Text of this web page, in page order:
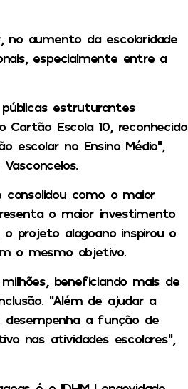
no aumento da escolaridade
especialmente entre a
estruturantes
Escola 10, reconhecido
escolar no Ensino Médio”,
consolidou como o maior
o maior investimento
projeto alagoano inspirou o
o mesmo objetivo.
beneficiando mais de
“Além de ajudar a
a função de
nas atividades escolares”,